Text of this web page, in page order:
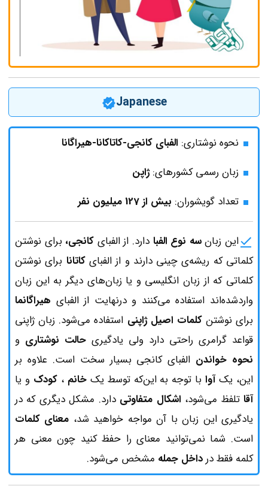
Japanese
نحوه نوشتاری: الفبای کانجی-کاتاکانا-هیراگانا
زبان رسمی کشورهای:ژاپن
تعداد گویشوران: بیش از 127 میلیون نفر
این زبانسه نوع الفبا دارد. از الفبای کانجی، برای نوشتن
کلماتی که ریشه‌ی چینی دارند و از الفبایکاتانا برای نوشتن
کلماتی که از زبان انگلیسی و یا زبان‌های دیگر به این زبان
واردشده‌اند استفاده می‌کنند و درنهایت از الفبای هیراگانما
برای نوشتنکلمات اصیل ژاپنی استفاده می‌شود. زبان ژاپنی
قواعد گرامری راحتی دارد ولی یادگیری حالت نوشتاری و
نحوه‌ خواندن الفبای کانجی بسیار سخت است. علاوه بر
این، ‌یکآوا با توجه به این‌که توسط یکخانم،کودک و یا
آقاتلفظ می‌شود، اشکال متفاوتی دارد. مشکل دیگری که در
یادگیری این زبان با آن مواجه خواهید شد، معنای کلمات
است. شما نمی‌توانید معنای را حفظ کنید چون معنی هر
کلمه فقط درداخل جمله مشخص می‌شود.